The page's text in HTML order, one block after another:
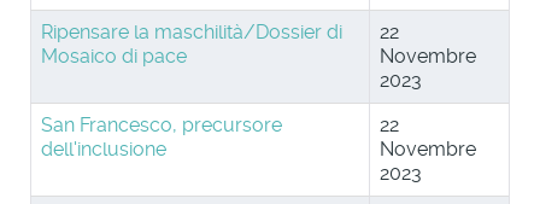
Ripensare la maschilità/Dossier di
Mosaico di pace
22
Novembre
2023
San Francesco, precursore
dell'inclusione
22
Novembre
2023